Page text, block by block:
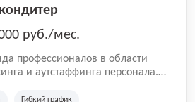
руб./мес.
профессионалов в области
и аутстаффинга персонала.
любой сложности, в которых
Гибкий график